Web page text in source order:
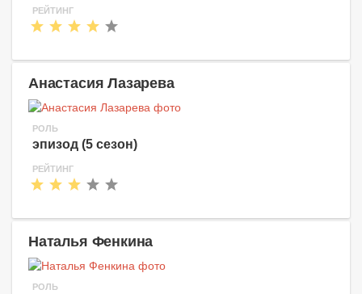
РЕЙТИНГ
Анастасия Лазарева
РОЛЬ
эпизод (5 сезон)
РЕЙТИНГ
Наталья Фенкина
РОЛЬ